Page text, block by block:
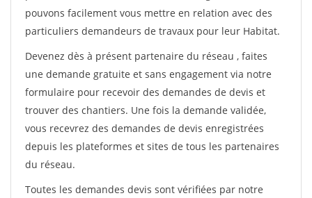
pouvons facilement vous mettre en relation avec des
particuliers demandeurs de travaux pour leur Habitat.
Devenez dès à présent partenaire du réseau , faites
une demande gratuite et sans engagement via notre
formulaire pour recevoir des demandes de devis et
trouver des chantiers. Une fois la demande validée,
vous recevrez des demandes de devis enregistrées
depuis les plateformes et sites de tous les partenaires
du réseau.
Toutes les demandes devis sont vérifiées par notre